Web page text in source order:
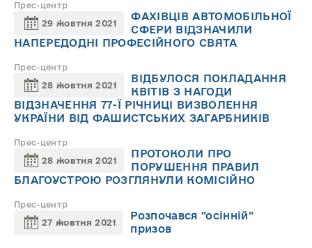
Прес-центр
29 жовтня 2021
ФАХІВЦІВ АВТОМОБІЛЬНОЇ
СФЕРИ ВІДЗНАЧИЛИ
НАПЕРЕДОДНІ ПРОФЕСІЙНОГО СВЯТА
Прес-центр
28 жовтня 2021
ВІДБУЛОСЯ ПОКЛАДАННЯ
КВІТІВ З НАГОДИ
ВІДЗНАЧЕННЯ 77-Ї РІЧНИЦІ ВИЗВОЛЕННЯ
УКРАЇНИ ВІД ФАШИСТСЬКИХ ЗАГАРБНИКІВ
Прес-центр
28 жовтня 2021
ПРОТОКОЛИ ПРО
ПОРУШЕННЯ ПРАВИЛ
БЛАГОУСТРОЮ РОЗГЛЯНУЛИ КОМІСІЙНО
Прес-центр
27 жовтня 2021
Розпочався "осінній"
призов